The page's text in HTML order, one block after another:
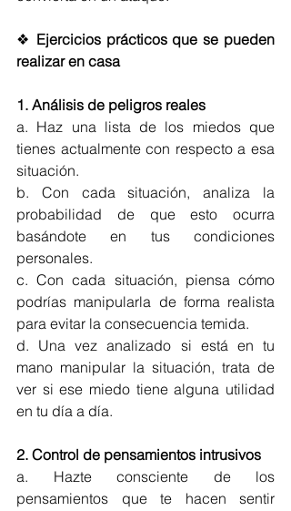
❖ Ejercicios prácticos que se pueden
realizar en casa
1. Análisis de peligros reales
a. Haz una lista de los miedos que
tienes actualmente con respecto a esa
situación.
b. Con cada situación, analiza la
probabilidad de que esto ocurra
basándote en tus condiciones
personales.
c. Con cada situación, piensa cómo
podrías manipularla de forma realista
para evitar la consecuencia temida.
d. Una vez analizado si está en tu
mano manipular la situación, trata de
ver si ese miedo tiene alguna utilidad
en tu día a día.
2. Control de pensamientos intrusivos
a. Hazte consciente de los
pensamientos que te hacen sentir